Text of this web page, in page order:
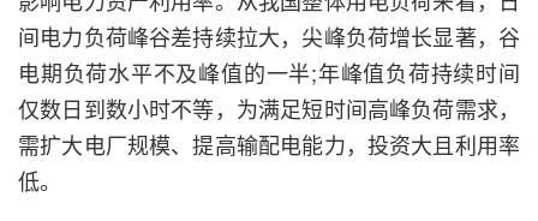
间电力负荷峰谷差持续拉大，尖峰负荷增长显著，谷
电期负荷水平不及峰值的一半;年峰值负荷持续时间
仅数日到数小时不等，为满足短时间高峰负荷需求，
需扩大电厂规模、提高输配电能力，投资大且利用率
低。